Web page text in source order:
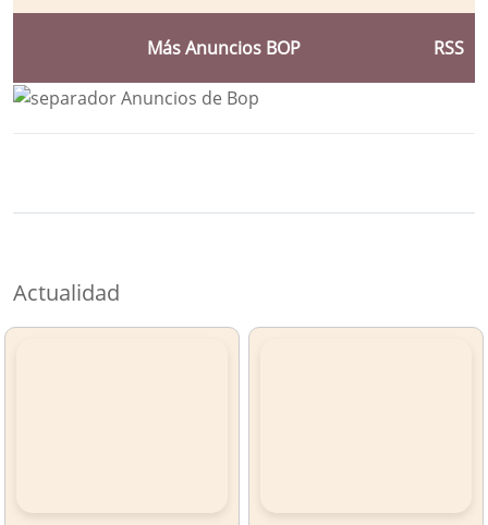
Más Anuncios BOP RSS
Actualidad